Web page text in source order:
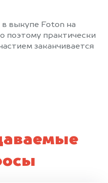
выкупе Foton на
поэтому практически
заканчивается